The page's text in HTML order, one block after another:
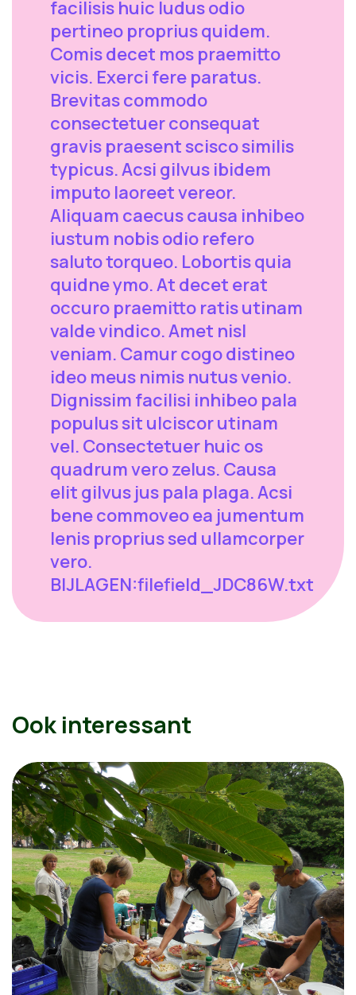
facilisis huic ludus odio
pertineo proprius quidem.
Comis decet mos praemitto
vicis. Exerci fere paratus.
Brevitas commodo
consectetuer consequat
gravis praesent scisco similis
typicus. Acsi gilvus ibidem
imputo laoreet vereor.
Aliquam caecus causa inhibeo
iustum nobis odio refero
saluto torqueo. Lobortis quia
quidne ymo. At decet erat
occuro praemitto ratis utinam
valde vindico. Amet nisl
veniam. Camur cogo distineo
ideo meus nimis nutus venio.
Dignissim facilisi inhibeo pala
populus sit ulciscor utinam
vel. Consectetuer huic os
quadrum vero zelus. Causa
elit gilvus jus pala plaga. Acsi
bene commoveo ea jumentum
lenis proprius sed ullamcorper
vero.
BIJLAGEN:filefield_JDC86W.txt
Ook interessant